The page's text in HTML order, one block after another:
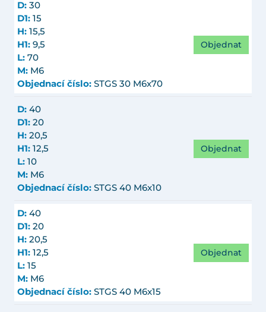
D: 30
D1: 15
H: 15,5
H1: 9,5
L: 70
M: M6
Objednací číslo: STGS 30 M6x70
Objednat
D: 40
D1: 20
H: 20,5
H1: 12,5
L: 10
M: M6
Objednací číslo: STGS 40 M6x10
Objednat
D: 40
D1: 20
H: 20,5
H1: 12,5
L: 15
M: M6
Objednací číslo: STGS 40 M6x15
Objednat